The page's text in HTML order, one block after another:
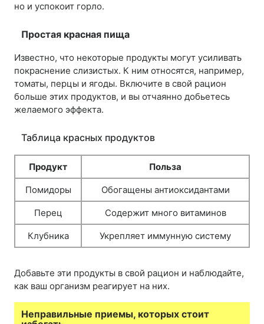
но и успокоит горло.
Простая красная пища
Известно, что некоторые продукты могут усиливать
покраснение слизистых. К ним относятся, например,
томаты, перцы и ягоды. Включите в свой рацион
больше этих продуктов, и вы отчаянно добьетесь
желаемого эффекта.
Таблица красных продуктов
Продукт Польза
Помидоры Обогащены антиоксидантами
Перец Содержит много витаминов
Клубника Укрепляет иммунную систему
Добавьте эти продукты в свой рацион и наблюдайте,
как ваш организм реагирует на них.
Неправильные приемы, которых стоит